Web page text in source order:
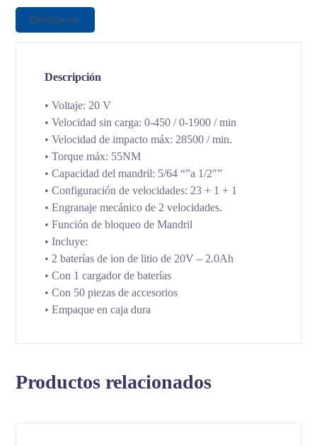
Descripción
Descripción
• Voltaje: 20 V
• Velocidad sin carga: 0-450 / 0-1900 / min
• Velocidad de impacto máx: 28500 / min.
• Torque máx: 55NM
• Capacidad del mandril: 5/64 “”a 1/2″”
• Configuración de velocidades: 23 + 1 + 1
• Engranaje mecánico de 2 velocidades.
• Función de bloqueo de Mandril
• Incluye:
• 2 baterías de ion de litio de 20V – 2.0Ah
• Con 1 cargador de baterías
• Con 50 piezas de accesorios
• Empaque en caja dura
Productos relacionados